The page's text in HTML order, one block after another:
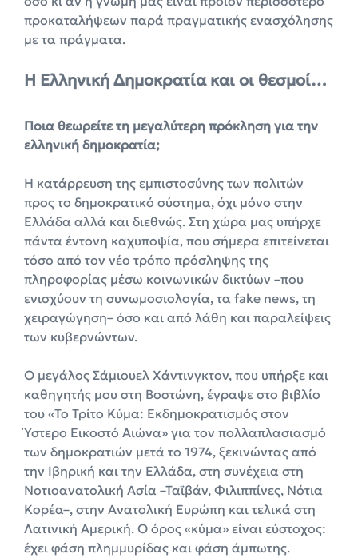
προκαταλήψεων παρά πραγματικής ενασχόλησης
με τα πράγματα.
Η Ελληνική Δημοκρατία και οι θεσμοί…
Ποια θεωρείτε τη μεγαλύτερη πρόκληση για την
ελληνική δημοκρατία;
Η κατάρρευση της εμπιστοσύνης των πολιτών
προς το δημοκρατικό σύστημα, όχι μόνο στην
Ελλάδα αλλά και διεθνώς. Στη χώρα μας υπήρχε
πάντα έντονη καχυποψία, που σήμερα επιτείνεται
τόσο από τον νέο τρόπο πρόσληψης της
πληροφορίας μέσω κοινωνικών δικτύων –που
ενισχύουν τη συνωμοσιολογία, τα fake news, τη
χειραγώγηση– όσο και από λάθη και παραλείψεις
των κυβερνώντων.
Ο μεγάλος Σάμιουελ Χάντινγκτον, που υπήρξε και
καθηγητής μου στη Βοστώνη, έγραψε στο βιβλίο
του «Το Τρίτο Κύμα: Εκδημοκρατισμός στον
Ύστερο Εικοστό Αιώνα» για τον πολλαπλασιασμό
των δημοκρατιών μετά το 1974, ξεκινώντας από
την Ιβηρική και την Ελλάδα, στη συνέχεια στη
Νοτιοανατολική Ασία –Ταϊβάν, Φιλιππίνες, Νότια
Κορέα–, στην Ανατολική Ευρώπη και τελικά στη
Λατινική Αμερική. Ο όρος «κύμα» είναι εύστοχος:
έχει φάση πλημμυρίδας και φάση άμπωτης.